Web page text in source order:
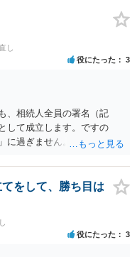
し
役にたった 3
、相続人全員の署名（記
して成立します。ですの
に過ぎません。 納得がいか
相続人が、家庭裁判所に遺
。 なお、弁護士の送付状
４通の）「遺産分割協議
とどめる理由が書かれてい
をして、勝ち目は
役にたった 3